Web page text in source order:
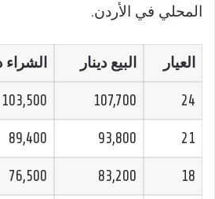
المحلي في الأردن.
العيار البيع دينار الشراء
24
107,700
103,500
21
93,800
89,400
18
83,200
76,500